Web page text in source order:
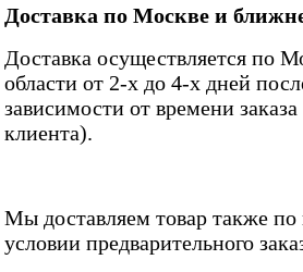
Доставка по Москве и
Доставка осуществляется по
области от 2-х до 4-х дней
зависимости от времени
клиента).
Мы доставляем товар также
условии предварительного